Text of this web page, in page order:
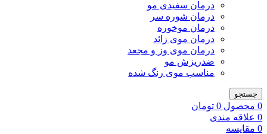
درمان سفیدی مو
درمان شوره سر
درمان موخوره
درمان موی زائد
درمان موی وز و مجعد
ضدریزش مو
مناسب موی رنگ شده
جستجو
0 محصول 0 تومان
0 علاقه مندی
0 مقایسه